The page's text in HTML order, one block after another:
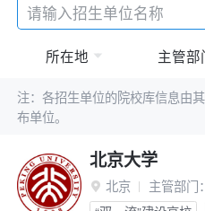
所在地 主管部
注：各招生单位的院校库信息由
布单位。
北京大学
 北京 主管部门：